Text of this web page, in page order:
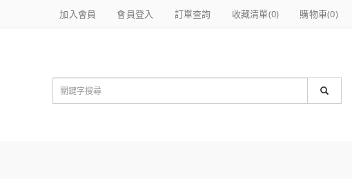
加入會員 會員登入 訂單查詢 收藏清單(0) 購物車(0)